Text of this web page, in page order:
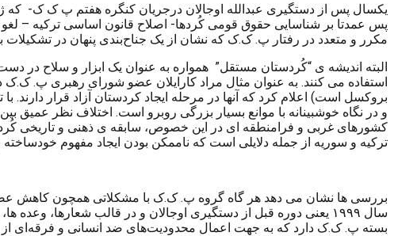
پس عمدتا بر شناسایی حقوق قومی کُردها- اصلاح قانون اساسی ترکیه –
مکرر و متعدد در رفتار پ. ک.ک که نشان از یک جناح‌بندی پنهان در
البته اندیشه ی “کُردستان مستقل” همواره به عنوان یک ابزار و سلاح در
استفاده می کنند. به عنوان مثال مراد کارایلان عضو شورای رهبری پ. ک.ک در سال ۲۰۱۵ در پیامی به پانزدهمین مجمع عمومی کنگره
بروکسل است) اعلام کرد که آنها در مرحله ایجاد کردستان آزاد قرار
و در نگاه خوشبینانه با موانع بسیار بزرگی روبرو است. اختلاف نظر عمیق
کشورهای غربی و فرامنطقه ای در این خصوص، سابقه ی ذهنی و تاریخی
ترکیه و سوریه از جمله دلایلی است که ناممکن بودن ایجاد مفهوم
بررسی ها نشان می دهد هر گاه گروه پ. ک.ک با مشکلاتی همچون کاهش
سال ۱۹۹۹ یعنی دوره قبل از دستگیری اوجالان و در قالب شعارها،
بسته پ. ک.ک دارد که به جهت اعمال محدودیت‌های ضد انسانی و فرقه‌ای